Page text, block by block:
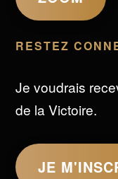
RESTEZ
Je voudrais
de la Victoire.
JE